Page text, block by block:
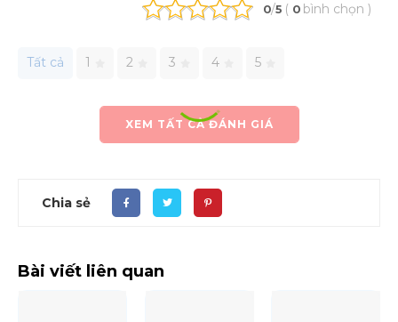
0/5 ( 0 bình chọn )
Tất cả 1 2 3 4 5
XEM TẤT CẢ ĐÁNH GIÁ
Chia sẻ
Bài viết liên quan